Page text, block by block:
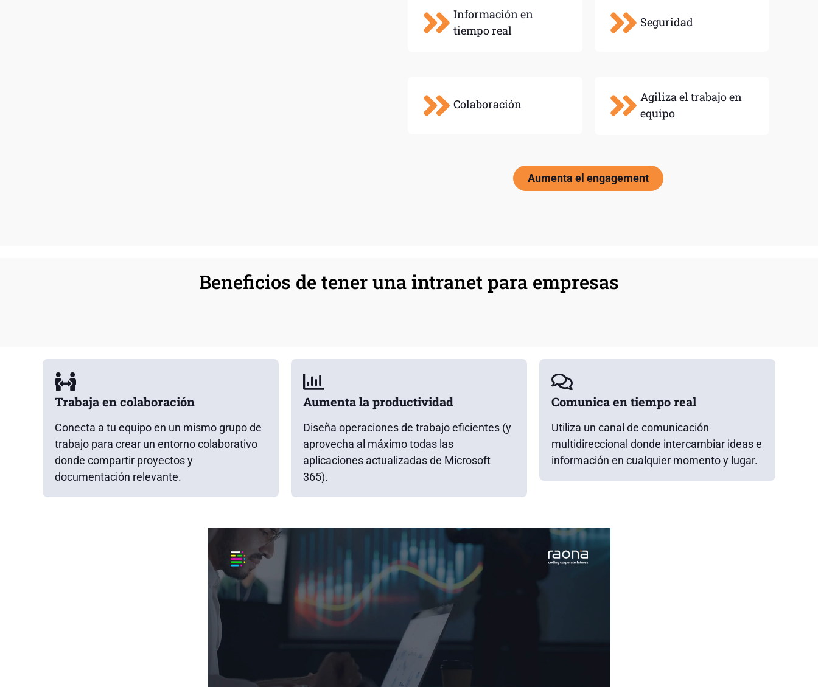
Información en
tiempo real
Seguridad
Colaboración
Agiliza el trabajo en
equipo
Aumenta el engagement
Beneficios de tener una intranet para empresas
Trabaja en colaboración
Conecta a tu equipo en un mismo grupo de
trabajo para crear un entorno colaborativo
donde compartir proyectos y
documentación relevante.
Aumenta la productividad
Diseña operaciones de trabajo eficientes (y
aprovecha al máximo todas las
aplicaciones actualizadas de Microsoft
365).
Comunica en tiempo real
Utiliza un canal de comunicación
multidireccional donde intercambiar ideas e
información en cualquier momento y lugar.